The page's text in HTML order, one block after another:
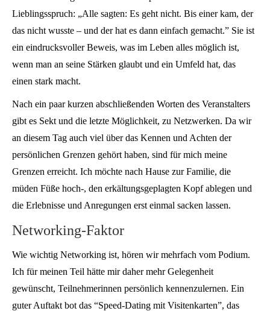
Lieblingsspruch: „Alle sagten: Es geht nicht. Bis einer kam, der
das nicht wusste – und der hat es dann einfach gemacht.” Sie ist
ein eindrucksvoller Beweis, was im Leben alles möglich ist,
wenn man an seine Stärken glaubt und ein Umfeld hat, das
einen stark macht.
Nach ein paar kurzen abschließenden Worten des Veranstalters
gibt es Sekt und die letzte Möglichkeit, zu Netzwerken. Da wir
an diesem Tag auch viel über das Kennen und Achten der
persönlichen Grenzen gehört haben, sind für mich meine
Grenzen erreicht. Ich möchte nach Hause zur Familie, die
müden Füße hoch-, den erkältungsgeplagten Kopf ablegen und
die Erlebnisse und Anregungen erst einmal sacken lassen.
Networking-Faktor
Wie wichtig Networking ist, hören wir mehrfach vom Podium.
Ich für meinen Teil hätte mir daher mehr Gelegenheit
gewünscht, Teilnehmerinnen persönlich kennenzulernen. Ein
guter Auftakt bot das “Speed-Dating mit Visitenkarten”, das